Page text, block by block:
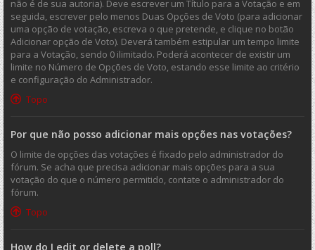
não é de sua autoria). Deve escrever um Título para a Votação e em
seguida, escrever pelo menos Duas Opções de Voto (para adicionar
uma opção de votação, escreva o que pretende, e clique no botão
Adicionar opção de Voto). Deverá também estipular um tempo limite
para a Votação, sendo 0 ilimitado. Poderá acontecer de existir um
limite no Número de Opções de Voto, estando esse limite ao critério
e configuração do Administrador.
Topo
Por que não posso adicionar mais opções nas votações?
O limite de opções das votações é fixado pelo administrador do
fórum. Se acha que precisa adicionar mais opções para a sua
votação do que o número permitido, contate o administrador do
fórum.
Topo
How do I edit or delete a poll?